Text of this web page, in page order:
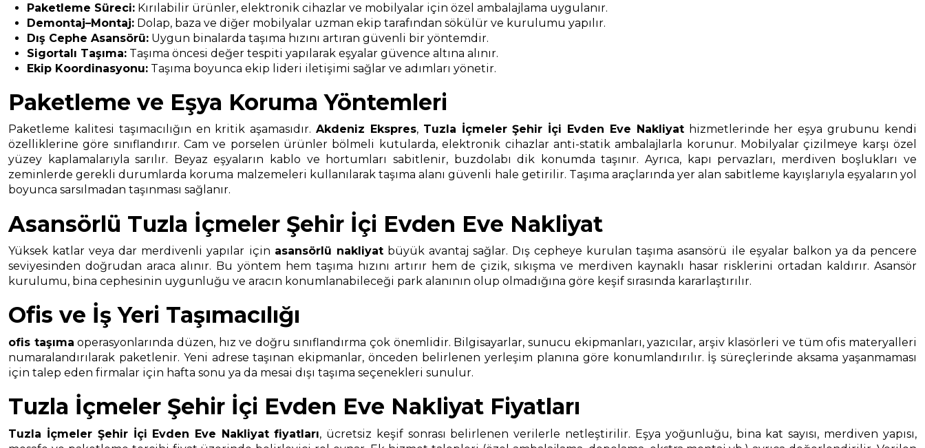
Paketleme Süreci: Kırılabilir ürünler, elektronik cihazlar ve mobilyalar için özel ambalajlama uygulanır.
Demontaj–Montaj: Dolap, baza ve diğer mobilyalar uzman ekip tarafından sökülür ve kurulumu yapılır.
Dış Cephe Asansörü: Uygun binalarda taşıma hızını artıran güvenli bir yöntemdir.
Sigortalı Taşıma: Taşıma öncesi değer tespiti yapılarak eşyalar güvence altına alınır.
Ekip Koordinasyonu: Taşıma boyunca ekip lideri iletişimi sağlar ve adımları yönetir.
Paketleme ve Eşya Koruma Yöntemleri
Paketleme kalitesi taşımacılığın en kritik aşamasıdır.Akdeniz Ekspres, Tuzla İçmeler Şehir İçi Evden Eve Nakliyathizmetlerinde her eşya grubunu kendi
özelliklerine göre sınıflandırır. Cam ve porselen ürünler bölmeli kutularda, elektronik cihazlar anti-statik ambalajlarla korunur. Mobilyalar çizilmeye karşı özel
yüzey kaplamalarıyla sarılır. Beyaz eşyaların kablo ve hortumları sabitlenir, buzdolabı dik konumda taşınır. Ayrıca, kapı pervazları, merdiven boşlukları ve
zeminlerde gerekli durumlarda koruma malzemeleri kullanılarak taşıma alanı güvenli hale getirilir. Taşıma araçlarında yer alan sabitleme kayışlarıyla eşyaların yol
boyunca sarsılmadan taşınması sağlanır.
Asansörlü Tuzla İçmeler Şehir İçi Evden Eve Nakliyat
Yüksek katlar veya dar merdivenli yapılar için asansörlü nakliyatbüyük avantaj sağlar. Dış cepheye kurulan taşıma asansörü ile eşyalar balkon ya da pencere
seviyesinden doğrudan araca alınır. Bu yöntem hem taşıma hızını artırır hem de çizik, sıkışma ve merdiven kaynaklı hasar risklerini ortadan kaldırır. Asansör
kurulumu, bina cephesinin uygunluğu ve aracın konumlanabileceği park alanının olup olmadığına göre keşif sırasında kararlaştırılır.
Ofis ve İş Yeri Taşımacılığı
ofis taşıma operasyonlarında düzen, hız ve doğru sınıflandırma çok önemlidir. Bilgisayarlar, sunucu ekipmanları, yazıcılar, arşiv klasörleri ve tüm ofis materyalleri
numaralandırılarak paketlenir. Yeni adrese taşınan ekipmanlar, önceden belirlenen yerleşim planına göre konumlandırılır. İş süreçlerinde aksama yaşanmaması
için talep eden firmalar için hafta sonu ya da mesai dışı taşıma seçenekleri sunulur.
Tuzla İçmeler Şehir İçi Evden Eve Nakliyat Fiyatları
Tuzla İçmeler Şehir İçi Evden Eve Nakliyat fiyatları, ücretsiz keşif sonrası belirlenen verilerle netleştirilir. Eşya yoğunluğu, bina kat sayısı, merdiven yapısı,